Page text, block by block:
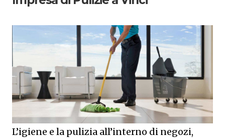
L’igiene e la pulizia all’interno di negozi,